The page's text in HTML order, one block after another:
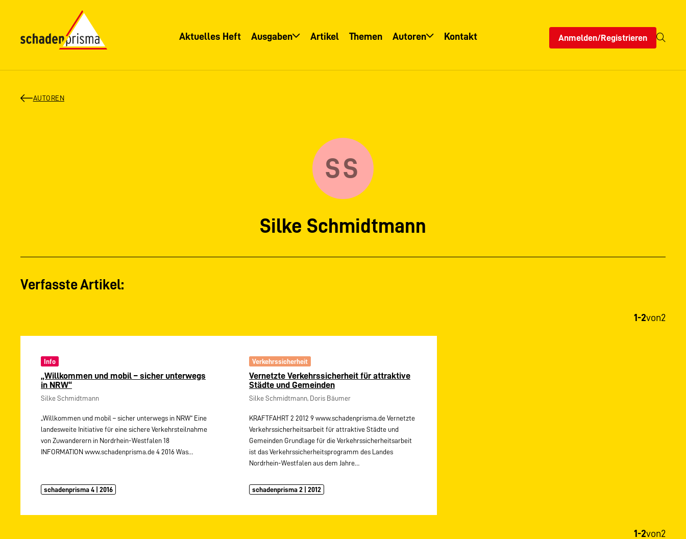
Aktuelles Heft Ausgaben Artikel Themen Autoren Kontakt Anmelden/Registrieren
AUTOREN
SS
Silke Schmidtmann
Verfasste Artikel:
1-2von2
Info
„Willkommen und mobil – sicher unterwegs
in NRW“
Silke Schmidtmann
„Willkommen und mobil – sicher unterwegs in NRW“ Eine
landesweite Initiative für eine sichere Verkehrsteilnahme
von Zuwanderern in Nordrhein-Westfalen 18
INFORMATION www.schadenprisma.de 4 2016 Was…
schadenprisma 4 | 2016
Verkehrssicherheit
Vernetzte Verkehrssicherheit für attraktive
Städte und Gemeinden
Silke Schmidtmann, Doris Bäumer
KRAFTFAHRT 2 2012 9 www.schadenprisma.de Vernetzte
Verkehrssicherheitsarbeit für attraktive Städte und
Gemeinden Grundlage für die Verkehrssicherheitsarbeit
ist das Verkehrssicherheitsprogramm des Landes
Nordrhein-Westfalen aus dem Jahre…
schadenprisma 2 | 2012
1-2von2